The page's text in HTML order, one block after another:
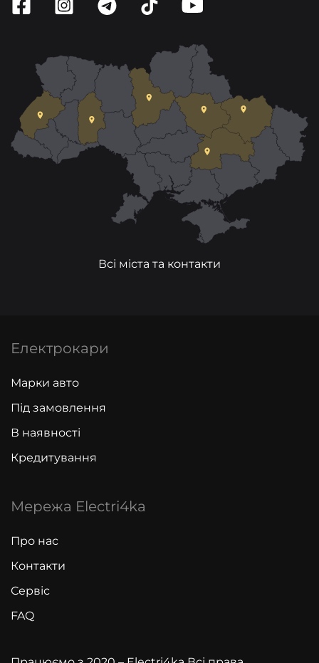
Всі міста та контакти
Електрокари
Марки авто
Під замовлення
В наявності
Кредитування
Мережа Electri4ka
Про нас
Контакти
Сервіс
FAQ